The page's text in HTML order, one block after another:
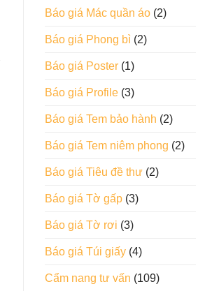
Báo giá Mác quần áo(2)
Báo giá Phong bì(2)
Báo giá Poster(1)
Báo giá Profile(3)
Báo giá Tem bảo hành (2)
Báo giá Tem niêm phong (2)
Báo giá Tiêu đề thư(2)
Báo giá Tờ gấp(3)
Báo giá Tờ rơi (3)
Báo giá Túi giấy(4)
Cẩm nang tư vấn (109)